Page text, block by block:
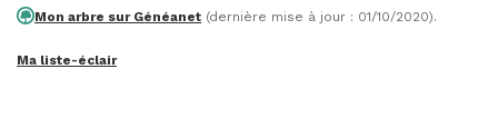
Mon arbre sur Généanet (dernière mise à jour : 01/10/2020).
Ma liste-éclair